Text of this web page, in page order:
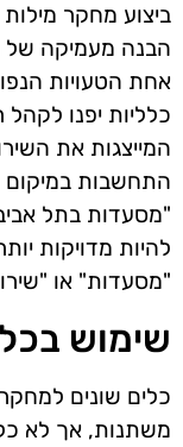
ביצוע מחקר
הבנה מעמיקה של
אחת הטעויות
כלליות יפנו
המייצגות את
התחשבות במיקום
"מסעדות בתל אביב"
להיות מדויקות
"מסעדות" או
שימוש
כלים שונים
משתנות, אך לא